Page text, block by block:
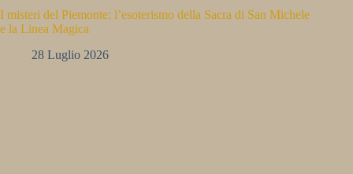
I misteri del Piemonte: l’esoterismo della Sacra di San Michele
e la Linea Magica
28 Luglio 2026